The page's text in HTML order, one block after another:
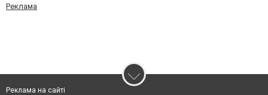
Реклама
Реклама на сайті